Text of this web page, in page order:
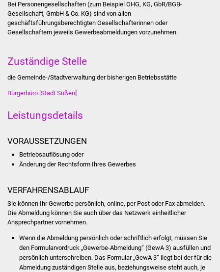
Jubiläumsjahr 2021
Partnerstädte
Schulentwicklung Bizet
Presse
Was erledige ich wo
Dienstleistungen
Lebenslagen
Bei Personengesellschaften (zum Beispiel OHG, KG, GbR/BGB-
Gesellschaft, GmbH & Co. KG) sind von allen
geschäftsführungsberechtigten Gesellschafterinnen oder
Gesellschaftern jeweils Gewerbeabmeldungen vorzunehmen.
Zuständige Stelle
die Gemeinde-/Stadtverwaltung der bisherigen Betriebsstätte
Bürgerbüro [Stadt Süßen]
Leistungsdetails
VORAUSSETZUNGEN
Betriebsauflösung oder
Änderung der Rechtsform Ihres Gewerbes
VERFAHRENSABLAUF
Sie können Ihr Gewerbe persönlich, online, per Post oder Fax abmelden.
Die Abmeldung können Sie auch über das Netzwerk einheitlicher
Ansprechpartner vornehmen.
Wenn die Abmeldung persönlich oder schriftlich erfolgt, müssen Sie
den Formularvordruck „Gewerbe-Abmeldung“ (GewA 3) ausfüllen und
persönlich unterschreiben. Das Formular „GewA 3“ liegt bei der für die
Abmeldung zuständigen Stelle aus, beziehungsweise steht auch, je